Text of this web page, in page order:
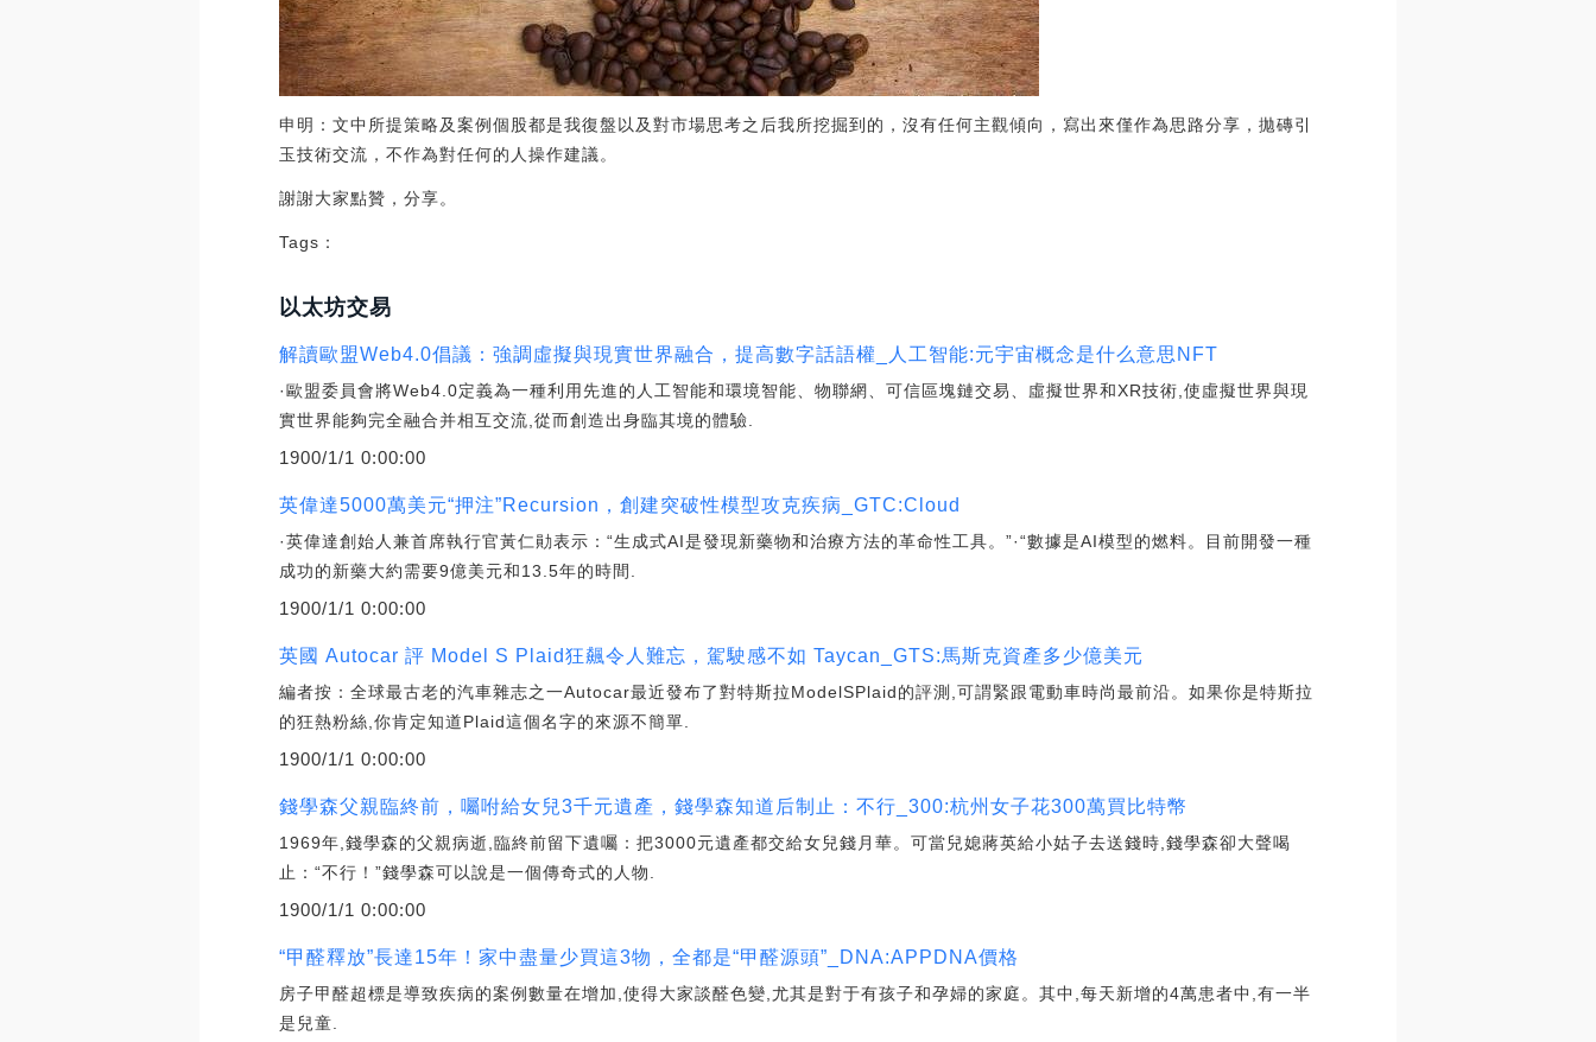
申明：文中所提策略及案例個股都是我復盤以及對市場思考之后我所挖掘到的，沒有任何主觀傾向，寫出來僅作為思路分享，拋磚引
玉技術交流，不作為對任何的人操作建議。
謝謝大家點贊，分享。
Tags：
以太坊交易
解讀歐盟Web4.0倡議：強調虛擬與現實世界融合，提高數字話語權_人工智能:元宇宙概念是什么意思NFT
·歐盟委員會將Web4.0定義為一種利用先進的人工智能和環境智能、物聯網、可信區塊鏈交易、虛擬世界和XR技術,使虛擬世界與現
實世界能夠完全融合并相互交流,從而創造出身臨其境的體驗.
1900/1/1 0:00:00
英偉達5000萬美元“押注”Recursion，創建突破性模型攻克疾病_GTC:Cloud
·英偉達創始人兼首席執行官黃仁勛表示：“生成式AI是發現新藥物和治療方法的革命性工具。”·“數據是AI模型的燃料。目前開發一種
成功的新藥大約需要9億美元和13.5年的時間.
1900/1/1 0:00:00
英國 Autocar 評 Model S Plaid狂飆令人難忘，駕駛感不如 Taycan_GTS:馬斯克資產多少億美元
編者按：全球最古老的汽車雜志之一Autocar最近發布了對特斯拉ModelSPlaid的評測,可謂緊跟電動車時尚最前沿。如果你是特斯拉
的狂熱粉絲,你肯定知道Plaid這個名字的來源不簡單.
1900/1/1 0:00:00
錢學森父親臨終前，囑咐給女兒3千元遺產，錢學森知道后制止：不行_300:杭州女子花300萬買比特幣
1969年,錢學森的父親病逝,臨終前留下遺囑：把3000元遺產都交給女兒錢月華。可當兒媳蔣英給小姑子去送錢時,錢學森卻大聲喝
止：“不行！”錢學森可以說是一個傳奇式的人物.
1900/1/1 0:00:00
“甲醛釋放”長達15年！家中盡量少買這3物，全都是“甲醛源頭”_DNA:APPDNA價格
房子甲醛超標是導致疾病的案例數量在增加,使得大家談醛色變,尤其是對于有孩子和孕婦的家庭。其中,每天新增的4萬患者中,有一半
是兒童.